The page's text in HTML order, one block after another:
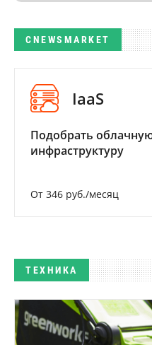
CNEWSMARKET
IaaS
Подобрать
инфраструктуру
От 346 руб./месяц
ТЕХНИКА